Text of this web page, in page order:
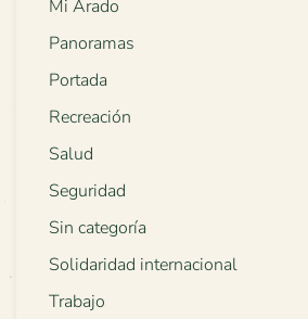
Mi Arado
Panoramas
Portada
Recreación
Salud
Seguridad
Sin categoría
Solidaridad internacional
Trabajo